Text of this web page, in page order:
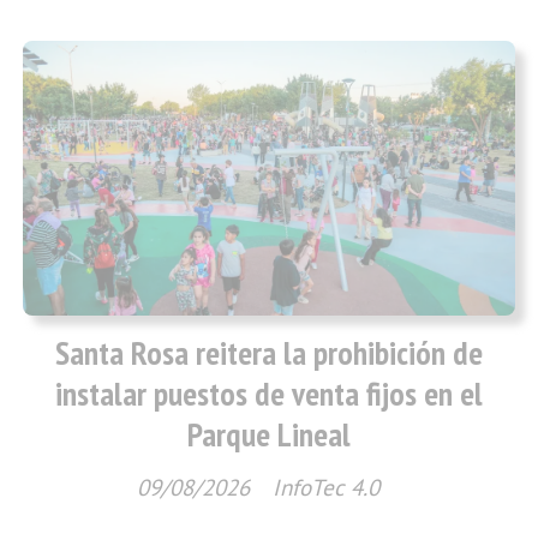
Santa Rosa reitera la prohibición de
instalar puestos de venta fijos en el
Parque Lineal
InfoTec 4.0
09/08/2026